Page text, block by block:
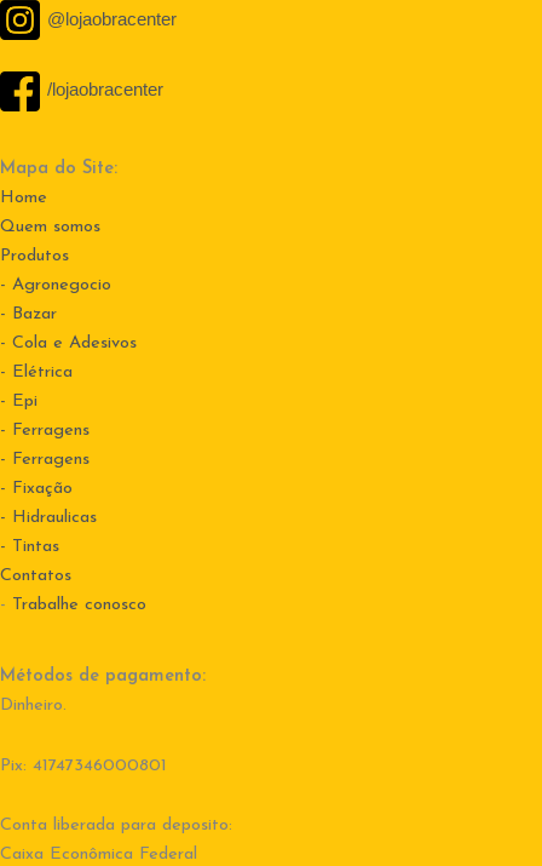
@lojaobracenter
/lojaobracenter
Mapa do Site:
Home
Quem somos
Produtos
- Agronegocio
- Bazar
- Cola e Adesivos
- Elétrica
- Epi
- Ferragens
- Ferragens
- Fixação
- Hidraulicas
- Tintas
Contatos
- Trabalhe conosco
Métodos de pagamento:
Dinheiro.
Pix: 41747346000801
Conta liberada para deposito:
Caixa Econômica Federal